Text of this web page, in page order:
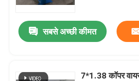
सबसे अच्छी कीमत
7*1.38 कॉपर